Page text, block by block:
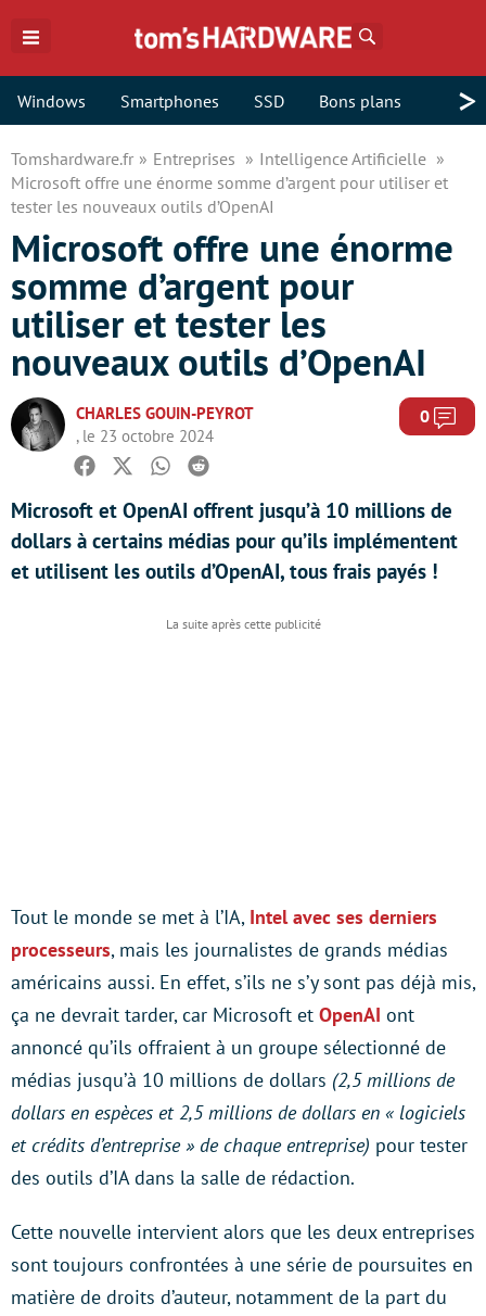
Windows Smartphones SSD Bons plans >
Tomshardware.fr Entreprises
Intelligence Artificielle
Microsoft offre une énorme somme d’argent pour utiliser et
tester les nouveaux outils d’OpenAI
Microsoft offre une énorme
somme d’argent pour
utiliser et tester les
nouveaux outils d’OpenAI
CHARLES GOUIN-PEYROT
, le 23 octobre 2024
0
Facebook
TwitterWhatsapp
Reddit
Microsoft et OpenAI offrent jusqu’à 10 millions de
dollars à certains médias pour qu’ils implémentent
et utilisent les outils d’OpenAI, tous frais payés !
Tout le monde se met à l’IA, Intel avec ses derniers
processeurs, mais les journalistes de grands médias
américains aussi. En effet, s’ils ne s’y sont pas déjà mis,
ça ne devrait tarder, car Microsoft et OpenAI ont
annoncé qu’ils offraient à un groupe sélectionné de
médias jusqu’à 10 millions de dollars (2,5 millions de
dollars en espèces et 2,5 millions de dollars en « logiciels
et crédits d’entreprise » de chaque entreprise) pour tester
des outils d’IA dans la salle de rédaction.
Cette nouvelle intervient alors que les deux entreprises
sont toujours confrontées à une série de poursuites en
matière de droits d’auteur, notamment de la part du